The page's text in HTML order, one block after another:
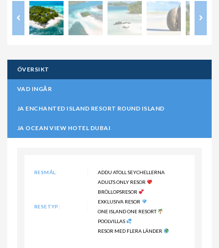
ÖVERSIKT
VAD INGÅR
JA ENCHANTED ISLAND RESORT ROUND ISLAND
JA OCEAN VIEW HOTEL DUBAI
RESMÅL: ADDU ATOLL SEYCHELLERNA
RESETYP:
ADULTS ONLY RESOR
BRÖLLOPSRESOR
EXKLUSIVA RESOR
ONE ISLAND ONE RESORT
POOLVILLAS
RESOR MED FLERA LÄNDER